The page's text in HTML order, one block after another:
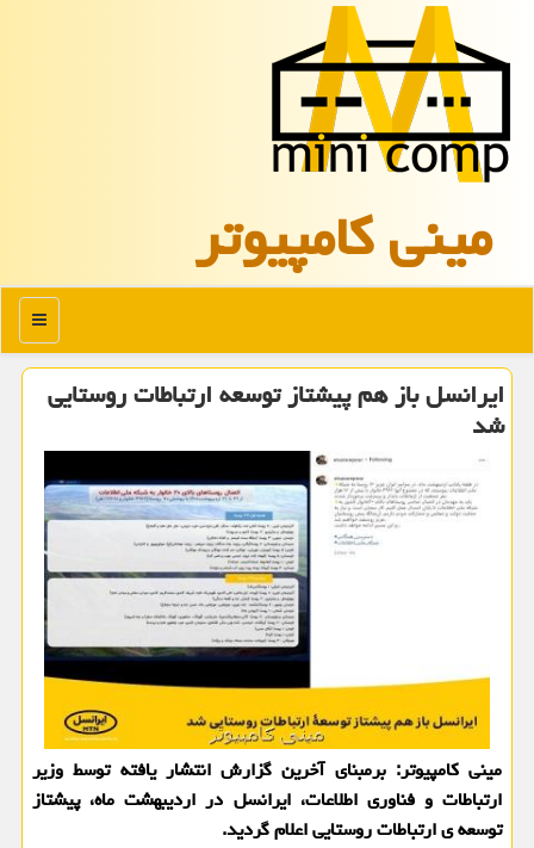
مینی كامپیوتر
منو
ایرانسل باز هم پیشتاز توسعه ارتباطات روستایی
شد
مینی کامپیوتر: برمبنای آخرین گزارش انتشار یافته توسط وزیر
ارتباطات و فناوری اطلاعات، ایرانسل در اردیبهشت ماه، پیشتاز
توسعه ی ارتباطات روستایی اعلام گردید.